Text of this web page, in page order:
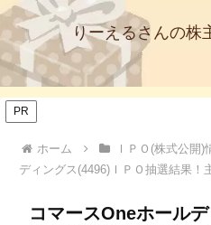
りーえるさんの株
PR
ホーム ＩＰＯ(株式公開)
ディングス(4496)ＩＰＯ抽選結果
コマースOneホール